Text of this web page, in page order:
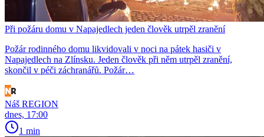
Při požáru domu v Napajedlech jeden člověk utrpěl zranění
Požár rodinného domu likvidovali v noci na pátek hasiči v
Napajedlech na Zlínsku. Jeden člověk při něm utrpěl zranění,
skončil v péči záchranářů. Požár…
Náš REGION
dnes, 17:00
1 min